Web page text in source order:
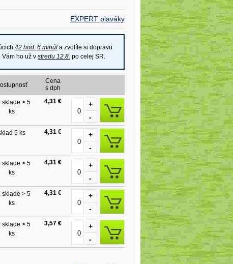
EXPERT plaváky
42 hod. 6 minúta zvolíte si dopravu
ho už v stredu 12.8. po celej SR.
Cena
s dph
sklade > 5
ks
4,31 €
-
+
5 ks 4,31 €
-
+
sklade > 5
ks
4,31 €
-
+
sklade > 5
ks
4,31 €
-
+
sklade > 5
ks
3,57 €
-
+